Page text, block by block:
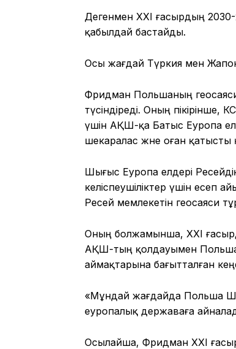
Дегенмен XXI ғасырдың
қабылдай бастайды.
Осы жағдай Түркия мен
Фридман Польша­ның
түсіндіреді. Оның
үшін АҚШ-қа Батыс Еуропа
шекаралас және оған қатысты
Шығыс Еуропа елдері
келіспеушіліктер үшін есеп
Ресей мемлекетін геосаяси
Оның болжамынша, XXI
АҚШ-тың қолдауымен Польша
аймақтарына бағытталған
«Мұндай жағдайда Польша
еуропалық державаға
Осылайша, Фридман XXI